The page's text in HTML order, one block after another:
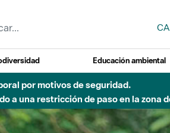
CA
Educación ambiental
por motivos de seguridad.
a una restricción de paso en la zona